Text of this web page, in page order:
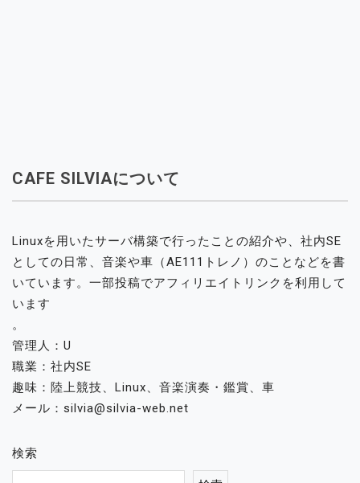
CAFE SILVIAについて
Linuxを用いたサーバ構築で行ったことの紹介や、社内SE
としての日常、音楽や車（AE111トレノ）のことなどを書
いています。一部投稿でアフィリエイトリンクを利用して
います
。
管理人：U
職業：社内SE
趣味：陸上競技、Linux、音楽演奏・鑑賞、車
メール：silvia@silvia-web.net
検索